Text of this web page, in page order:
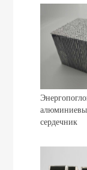
сердечник